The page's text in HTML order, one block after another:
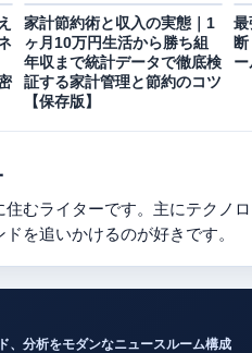
家計節約術と収入の実態｜1
ヶ月10万円生活から勝ち組
年収まで統計データで徹底検
証する家計管理と節約のコツ
【保存版】
最
断
住むライターです。主にテクノ
ドを追いかけるのが好きです。
、分析をモダンなニュースルーム構成